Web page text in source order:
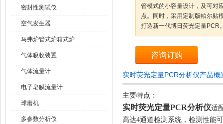
密封性测试仪
空气发生器
马弗炉管式炉箱式炉
气体吸收装置
气体流量计
电子皂膜流量计
球磨机
多参数分析仪
管模式的小容量设计，及可对
点。同时，采用定制版帕尔贴
打造新一代博日荧光定量PCR
咨询订购
实时荧光定量PCR分析仪产品概
主要特点：
实时荧光定量PCR分析仪适
高达4通道检测系统，检测性能